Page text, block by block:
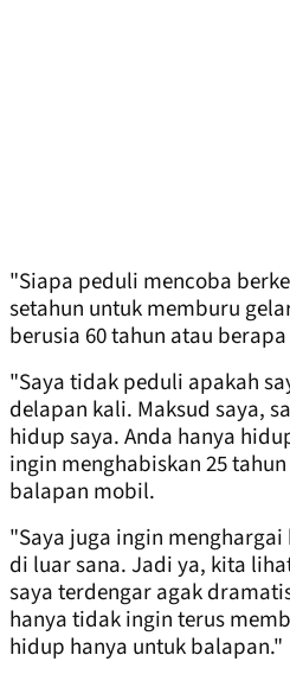
"Siapa peduli mencoba
setahun untuk memburu
berusia 60 tahun atau
"Saya tidak peduli apakah
delapan kali. Maksud saya,
hidup saya. Anda hanya
ingin menghabiskan 25
balapan mobil.
"Saya juga ingin
di luar sana. Jadi ya, kita
saya terdengar agak
hanya tidak ingin terus
hidup hanya untuk balapan."